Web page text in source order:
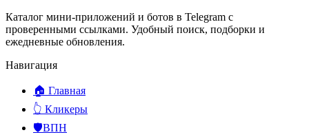
Каталог мини-приложений и ботов в Telegram с
проверенными ссылками. Удобный поиск, подборки и
ежедневные обновления.
Навигация
🏠 Главная
👆 Кликеры
🛡️ВПН